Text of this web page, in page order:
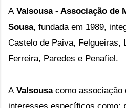
A Valsousa - Associação de
Sousa, fundada em 1989,
Castelo de Paiva, Felgueiras,
Ferreira, Paredes e Penafiel.
AValsousa como associação
interesses específicos como: